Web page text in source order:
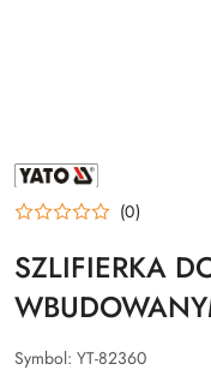
NAZWA
PRODUCENTA:
YATO (0)
SZLIFIERKA
Symbol: YT-82360